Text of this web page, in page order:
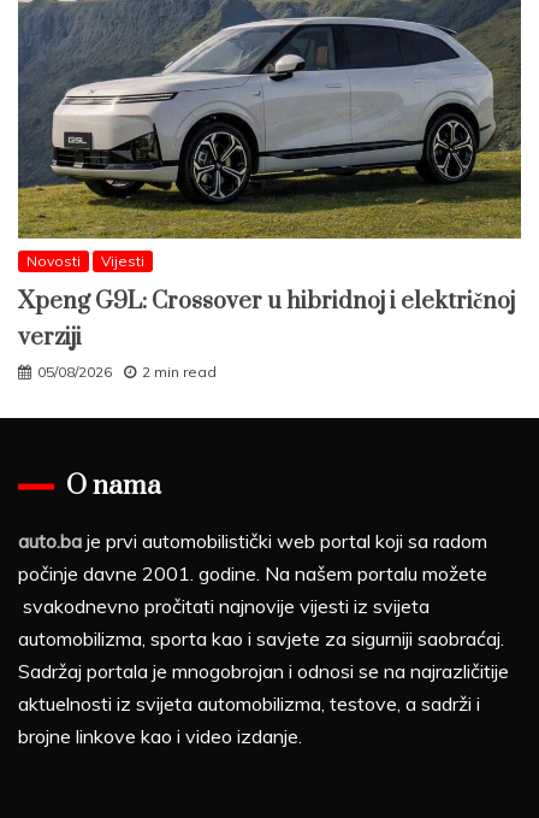
Novosti Vijesti
Xpeng G9L: Crossover u hibridnoj i električnoj
verziji
05/08/2026 2 min read
O nama
auto.ba je prvi automobilistički web portal koji sa radom
počinje davne 2001. godine. Na našem portalu možete
svakodnevno pročitati najnovije vijesti iz svijeta
automobilizma, sporta kao i savjete za sigurniji saobraćaj.
Sadržaj portala je mnogobrojan i odnosi se na najrazličitije
aktuelnosti iz svijeta automobilizma, testove, a sadrži i
brojne linkove kao i video izdanje.